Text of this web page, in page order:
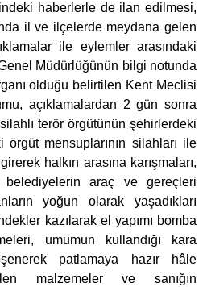
haberlerle de ilan edilmesi,
il ve ilçelerde meydana gelen
ile eylemler arasındaki
Müdürlüğünün bilgi notunda
olduğu belirtilen Kent Meclisi
açıklamalardan 2 gün sonra
terör örgütünün şehirlerdeki
mensuplarının silahları ile
halkın arasına karışmaları,
belediyelerin araç ve gereçleri
yoğun olarak yaşadıkları
kazılarak el yapımı bomba
umumun kullandığı kara
patlamaya hazır hâle
malzemeler ve sanığın